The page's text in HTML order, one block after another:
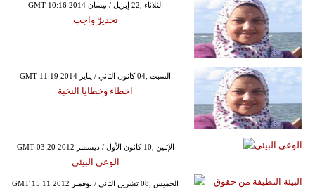
GMT 10:16 2014 الثلاثاء ,22 إبريل / نيسان
تحذيرٌ واجب
GMT 11:19 2014 السبت ,04 كانون الثاني / يناير
اخطاء وخطايا النخبة
GMT 03:20 2012 الإثنين ,10 كانون الأول / ديسمبر
الوعي البيئي
GMT 15:11 2012 الخميس ,08 تشرين الثاني / نوفمبر